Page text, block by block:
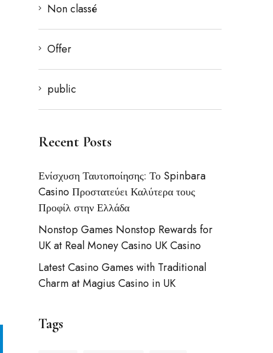
Non classé
Offer
public
Recent Posts
Ενίσχυση Ταυτοποίησης: Το Spinbara
Casino Προστατεύει Καλύτερα τους
Προφίλ στην Ελλάδα
Nonstop Games Nonstop Rewards for
UK at Real Money Casino UK Casino
Latest Casino Games with Traditional
Charm at Magius Casino in UK
Tags